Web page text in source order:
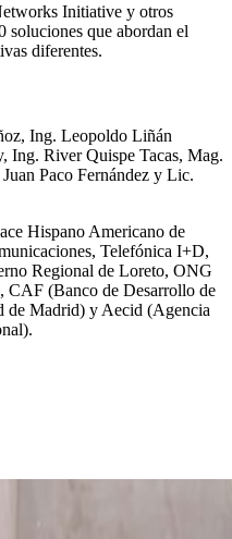
Initiative y otros
soluciones que abordan el
diferentes.
Ing. Leopoldo Liñán
Ing. River Quispe Tacas, Mag.
Paco Fernández y Lic.
Hispano Americano de
Telefónica I+D,
Regional de Loreto, ONG
CAF (Banco de Desarrollo de
Madrid) y Aecid (Agencia